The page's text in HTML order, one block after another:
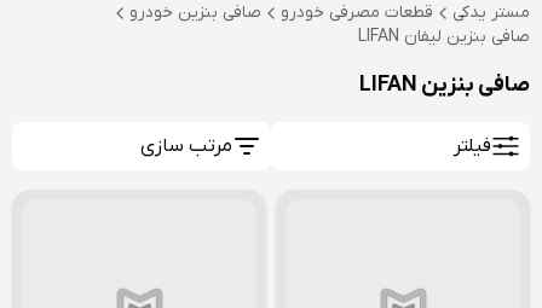
مستر یدکی قطعات مصرفی خودرو
صافی بنزین خودرو
صافی بنزین لیفان LIFAN
صافی بنزین LIFAN
فیلتر مرتب سازی